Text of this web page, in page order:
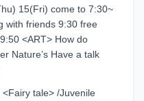
15(Fri) come to 7:30~
with friends 9:30 free
<ART> How do
Nature’s Have a talk
tale> /Juvenile